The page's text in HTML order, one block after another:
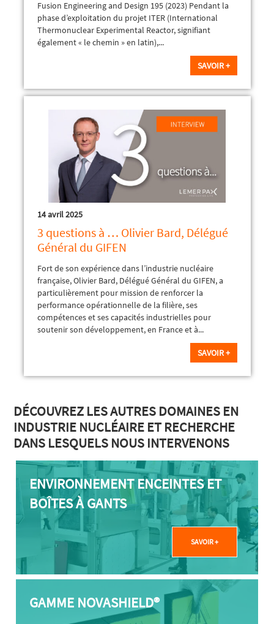
Fusion Engineering and Design 195 (2023) Pendant la
phase d’exploitation du projet ITER (International
Thermonuclear Experimental Reactor, signifiant
également « le chemin » en latin),...
SAVOIR +
14 avril 2025
3 questions à … Olivier Bard, Délégué
Général du GIFEN
Fort de son expérience dans l’industrie nucléaire
française, Olivier Bard, Délégué Général du GIFEN, a
particulièrement pour mission de renforcer la
performance opérationnelle de la filière, ses
compétences et ses capacités industrielles pour
soutenir son développement, en France et à...
SAVOIR +
DÉCOUVREZ LES AUTRES DOMAINES EN
INDUSTRIE NUCLÉAIRE ET RECHERCHE
DANS LESQUELS NOUS INTERVENONS
ENVIRONNEMENT ENCEINTES ET
BOÎTES À GANTS
SAVOIR +
GAMME NOVASHIELD®